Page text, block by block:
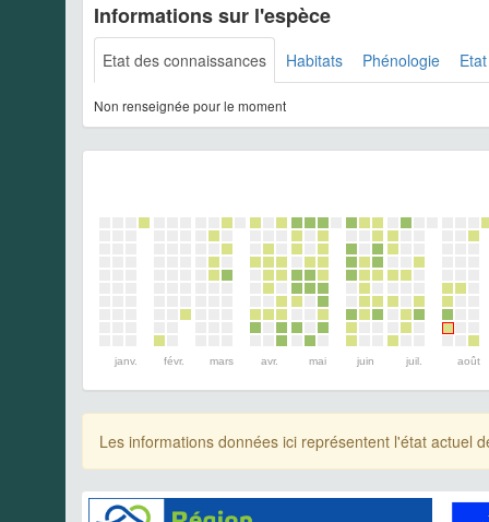
Informations sur l'espèce
Etat des connaissances Habitats Phénologie
Non renseignée pour le moment
janv. févr. mars avr. mai juin juil. août
Les informations données ici représentent l'état actuel